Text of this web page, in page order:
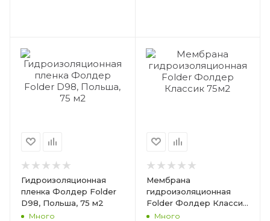
Гидроизоляционная
пленка Фолдер Folder
D98, Польша, 75 м2
Много
Мембрана
гидроизоляционная
Folder Фолдер Классик
75м2
Много